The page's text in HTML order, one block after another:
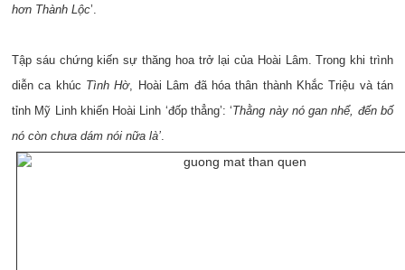
hơn Thành Lộc’.
Tập sáu chứng kiến sự thăng hoa trở lại của Hoài Lâm. Trong khi trình
diễn ca khúc Tình Hờ, Hoài Lâm đã hóa thân thành Khắc Triệu và tán
tỉnh Mỹ Linh khiến Hoài Linh ‘đốp thẳng’: ‘Thằng này nó gan nhể, đến bố
nó còn chưa dám nói nữa là’.